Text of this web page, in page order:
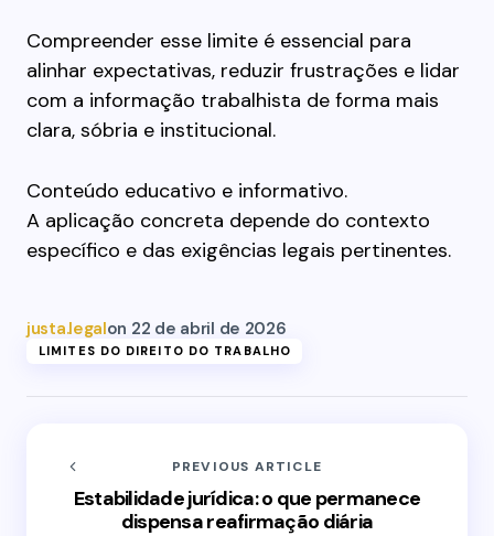
Compreender esse limite é essencial para
alinhar expectativas, reduzir frustrações e lidar
com a informação trabalhista de forma mais
clara, sóbria e institucional.
Conteúdo educativo e informativo.
A aplicação concreta depende do contexto
específico e das exigências legais pertinentes.
justa.legalon 22 de abril de 2026
LIMITES DO DIREITO DO TRABALHO
PREVIOUS ARTICLE
Estabilidade jurídica: o que permanece
dispensa reafirmação diária